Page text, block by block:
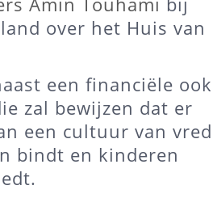
over het Huis van
een financiële ook
zal bewijzen dat er
een cultuur van
bindt en kinderen